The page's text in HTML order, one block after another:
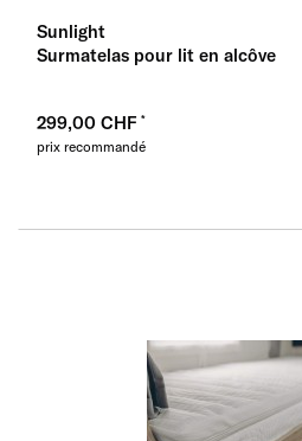
Sunlight
Surmatelas pour lit en alcôve
299,00 CHF
prix recommandé